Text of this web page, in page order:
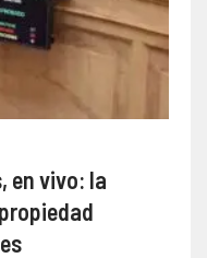
en vivo: la